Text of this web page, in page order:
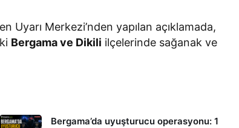
Merkezi’nden yapılan açıklamada,
Bergama ve Dikili ilçelerinde sağanak ve
Bergama’da uyuşturucu operasyonu: 1